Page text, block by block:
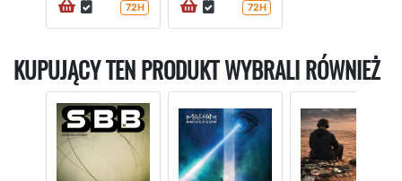
72H 72H
KUPUJĄCY TEN PRODUKT WYBRALI RÓWNIEŻ